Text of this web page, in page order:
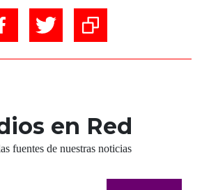
en Red
fuentes de nuestras noticias